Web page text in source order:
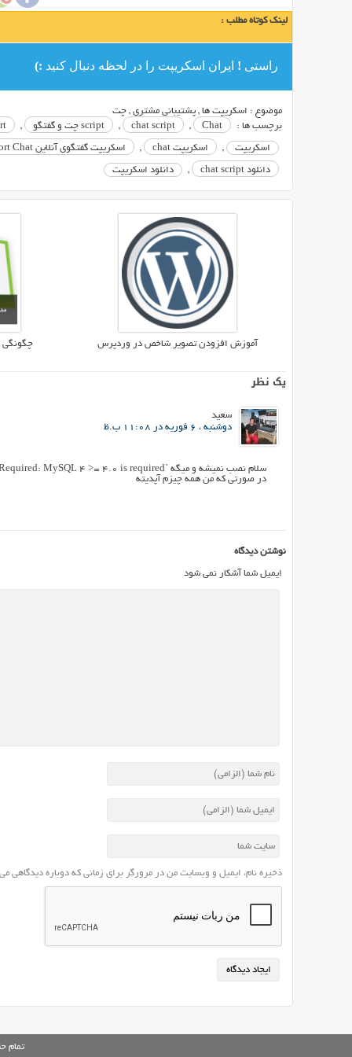
برای
دوستانتان
راه
اندازی
کنید
می
توانید
لینک کوتاه مطلب :
راستی ! ایران اسکریپت را در لحظه دنبال کنید :)
موضوع : اسکریپت ها ,پشتیبانی مشتری ,چت
برچسب ها :
Chat
,
chat script
, script چت و گفتگو ,
اسکریپت , اسکریپت chat , اسکریپت گفتگوی آنلاین Ultimate Support Chat
دانلود chat script , دانلود اسکریپت
آموزش افزودن تصویر شاخص در وردپرس چگونگی
یک نظر
سعید
دوشنبه ، 6 فوریه در 11:08 ب.ظ
سلام نصب نمیشه و میگه `Required: MySQL 4 >= 4.0 is required`
در صورتی که من همه چیزم آپدیته
نوشتن دیدگاه
ایمیل شما آشکار نمی شود
ذخیره نام، ایمیل و وبسایت من در مرورگر برای زمانی که دوباره دیدگاهی
تمام